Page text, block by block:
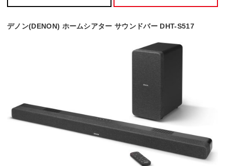
デノン(DENON) ホームシアター サウンドバー DHT-S517